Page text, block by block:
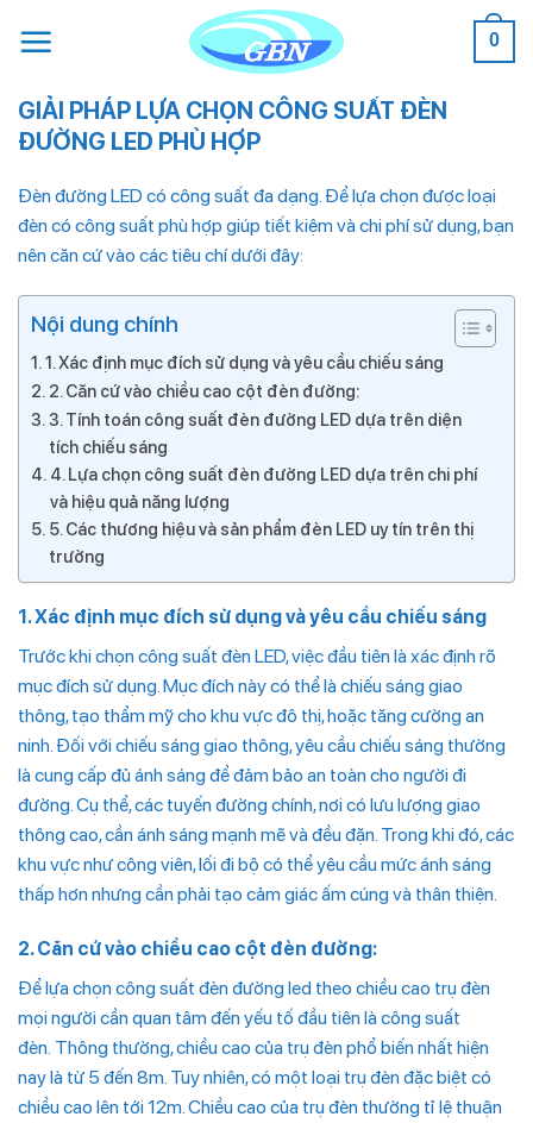
qua
dung
0
GIẢI PHÁP LỰA CHỌN CÔNG SUẤT ĐÈN
ĐƯỜNG LED PHÙ HỢP
Đèn đường LED có công suất đa dạng. Để lựa chọn được loại
đèn có công suất phù hợp giúp tiết kiệm và chi phí sử dụng, bạn
nên căn cứ vào các tiêu chí dưới đây:
Nội dung chính
1. Xác định mục đích sử dụng và yêu cầu chiếu sáng
2. Căn cứ vào chiều cao cột đèn đường:
3. Tính toán công suất đèn đường LED dựa trên diện
tích chiếu sáng
4. Lựa chọn công suất đèn đường LED dựa trên chi phí
và hiệu quả năng lượng
5. Các thương hiệu và sản phẩm đèn LED uy tín trên thị
trường
1. Xác định mục đích sử dụng và yêu cầu chiếu sáng
Trước khi chọn công suất đèn LED, việc đầu tiên là xác định rõ
mục đích sử dụng. Mục đích này có thể là chiếu sáng giao
thông, tạo thẩm mỹ cho khu vực đô thị, hoặc tăng cường an
ninh. Đối với chiếu sáng giao thông, yêu cầu chiếu sáng thường
là cung cấp đủ ánh sáng để đảm bảo an toàn cho người đi
đường. Cụ thể, các tuyến đường chính, nơi có lưu lượng giao
thông cao, cần ánh sáng mạnh mẽ và đều đặn. Trong khi đó, các
khu vực như công viên, lối đi bộ có thể yêu cầu mức ánh sáng
thấp hơn nhưng cần phải tạo cảm giác ấm cúng và thân thiện.
2. Căn cứ vào chiều cao cột đèn đường:
Để lựa chọn công suất đèn đường led theo chiều cao trụ đèn
mọi người cần quan tâm đến yếu tố đầu tiên là công suất
đèn. Thông thường, chiều cao của trụ đèn phổ biến nhất hiện
nay là từ 5 đến 8m. Tuy nhiên, có một loại trụ đèn đặc biệt có
chiều cao lên tới 12m. Chiều cao của trụ đèn thường tỉ lệ thuận